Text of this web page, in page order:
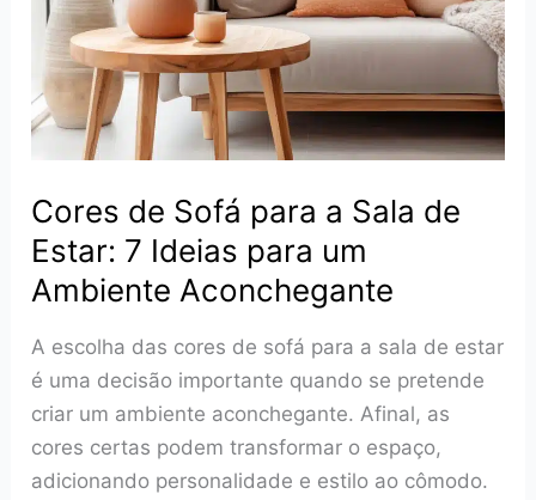
valorizar
ambientes
Cores de Sofá para a Sala de
Estar: 7 Ideias para um
Ambiente Aconchegante
A escolha das cores de sofá para a sala de estar
é uma decisão importante quando se pretende
criar um ambiente aconchegante. Afinal, as
cores certas podem transformar o espaço,
adicionando personalidade e estilo ao cômodo.